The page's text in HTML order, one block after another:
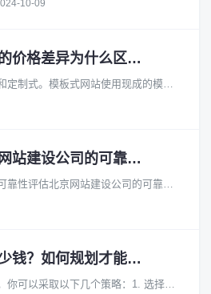
10-09
网站建设公司之间的价格差异为什么区别大
定制式。模板式网站使用现成的模板
小型企业或个体户。而定制式网站则
如何评估一家北京网站建设公司的可靠性和安全性
性评估北京网站建设公司的可靠性
进行考察：项目经验：查看公司的官
建网站一般需要多少钱？如何规划才能节省成本？
你可以采取以下几个策略：1. 选择合